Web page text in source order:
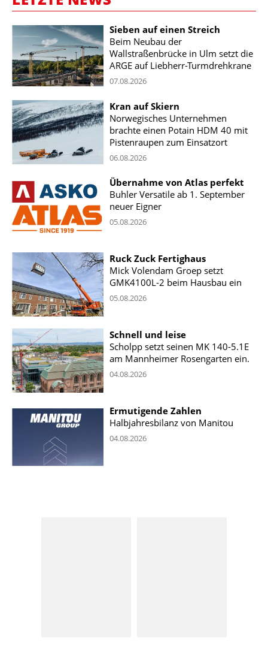
Sieben auf einen Streich
Beim Neubau der
Wallstraßenbrücke in Ulm setzt die
ARGE auf Liebherr-Turmdrehkrane
07.08.2026
Kran auf Skiern
Norwegisches Unternehmen
brachte einen Potain HDM 40 mit
Pistenraupen zum Einsatzort
06.08.2026
Übernahme von Atlas perfekt
Buhler Versatile ab 1. September
neuer Eigner
05.08.2026
Ruck Zuck Fertighaus
Mick Volendam Groep setzt
GMK4100L-2 beim Hausbau ein
05.08.2026
Schnell und leise
Scholpp setzt seinen MK 140-5.1E
am Mannheimer Rosengarten ein.
04.08.2026
Ermutigende Zahlen
Halbjahresbilanz von Manitou
04.08.2026